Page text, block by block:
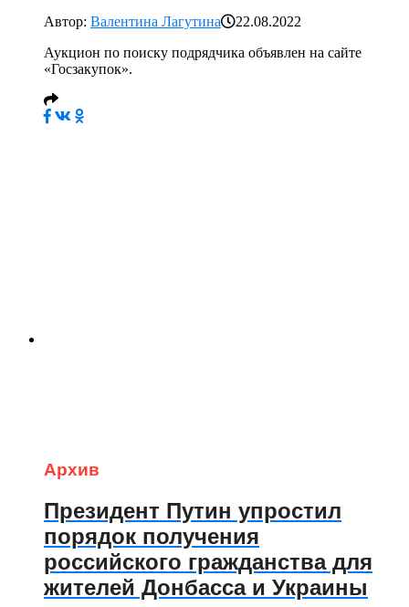
Автор: Валентина Лагутина
22.08.2022
Аукцион по поиску подрядчика объявлен на сайте
«Госзакупок».
Архив
Президент Путин упростил
порядок получения
российского гражданства для
жителей Донбасса и Украины